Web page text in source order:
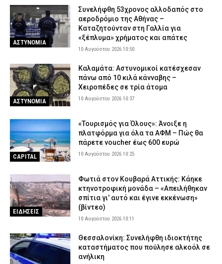
ΑΣΤΥΝΟΜΙΑ
Συνελήφθη 53χρονος αλλοδαπός στο
αεροδρόμιο της Αθήνας –
Καταζητούνταν στη Γαλλία για
«ξέπλυμα» χρήματος και απάτες
10 Αυγούστου 2026 10:50
ΑΣΤΥΝΟΜΙΑ
Καλαμάτα: Αστυνομικοί κατέσχεσαν
πάνω από 10 κιλά κάνναβης –
Χειροπέδες σε τρία άτομα
10 Αυγούστου 2026 10:37
CAPITAL
«Τουρισμός για Όλους»: Άνοιξε η
πλατφόρμα για όλα τα ΑΦΜ – Πώς θα
πάρετε voucher έως 600 ευρώ
10 Αυγούστου 2026 10:25
ΕΙΔΗΣΕΙΣ
Φωτιά στον Κουβαρά Αττικής: Κάηκε
κτηνοτροφική μονάδα – «Απειλήθηκαν
σπίτια γι’ αυτό και έγινε εκκένωση»
(βίντεο)
10 Αυγούστου 2026 10:11
Θεσσαλονίκη: Συνελήφθη ιδιοκτήτης
καταστήματος που πούλησε αλκοόλ σε
ανήλικη